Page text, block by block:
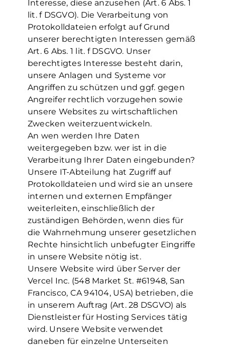
Interesse, diese anzusehen (Art. 6 Abs. 1
lit. f DSGVO). Die Verarbeitung von
Protokolldateien erfolgt auf Grund
unserer berechtigten Interessen gemäß
Art. 6 Abs. 1 lit. f DSGVO. Unser
berechtigtes Interesse besteht darin,
unsere Anlagen und Systeme vor
Angriffen zu schützen und ggf. gegen
Angreifer rechtlich vorzugehen sowie
unsere Websites zu wirtschaftlichen
Zwecken weiterzuentwickeln.
An wen werden Ihre Daten
weitergegeben bzw. wer ist in die
Verarbeitung Ihrer Daten eingebunden?
Unsere IT-Abteilung hat Zugriff auf
Protokolldateien und wird sie an unsere
internen und externen Empfänger
weiterleiten, einschließlich der
zuständigen Behörden, wenn dies für
die Wahrnehmung unserer gesetzlichen
Rechte hinsichtlich unbefugter Eingriffe
in unsere Website nötig ist.
Unsere Website wird über Server der
Vercel Inc. (548 Market St. #61948, San
Francisco, CA 94104, USA) betrieben, die
in unserem Auftrag (Art. 28 DSGVO) als
Dienstleister für Hosting Services tätig
wird. Unsere Website verwendet
daneben für einzelne Unterseiten